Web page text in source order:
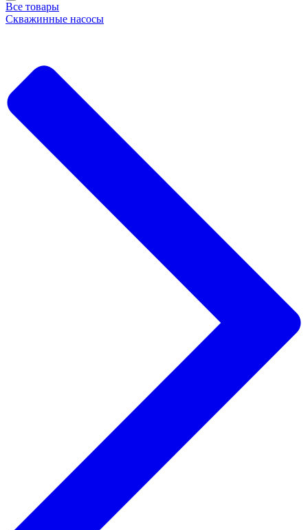
Все товары
Скважинные насосы